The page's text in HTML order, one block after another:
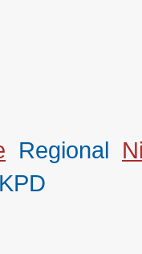
Regional